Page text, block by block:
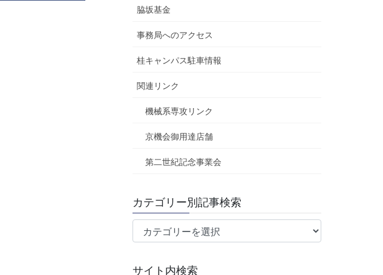
脇坂基金
事務局へのアクセス
桂キャンパス駐車情報
関連リンク
機械系専攻リンク
京機会御用達店舗
第二世紀記念事業会
カテゴリー別記事検索
カ
テ
リ
サイト内検索